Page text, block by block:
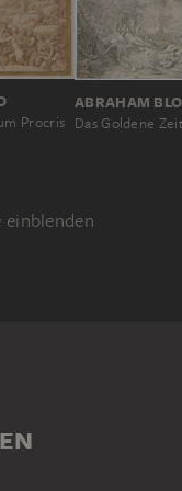
Procris
ABRAHAM
Das Goldene
einblenden